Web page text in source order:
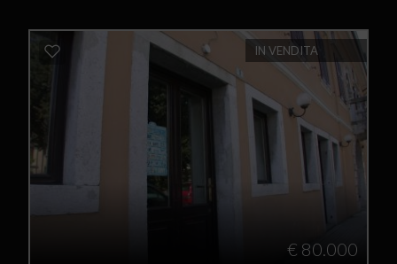
IN VENDITA
€ 80.000